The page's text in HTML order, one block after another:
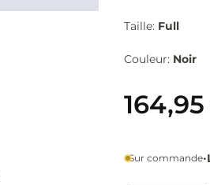
Taille: Full
Couleur: Noir
Sur commande•